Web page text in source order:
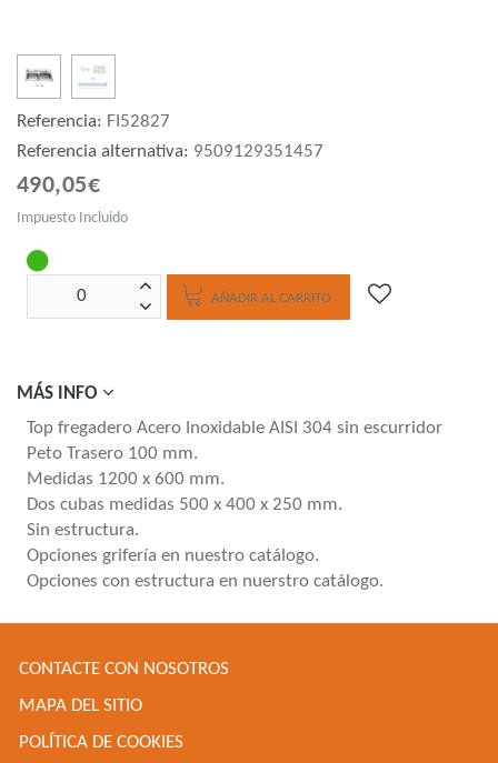
Referencia: FI52827
Referencia alternativa: 9509129351457
490,05€
Impuesto Incluido
AÑADIR AL CARRITO
MÁS INFO
Top fregadero Acero Inoxidable AISI 304 sin escurridor
Peto Trasero 100 mm.
Medidas 1200 x 600 mm.
Dos cubas medidas 500 x 400 x 250 mm.
Sin estructura.
Opciones grifería en nuestro catálogo.
Opciones con estructura en nuerstro catálogo.
CONTACTE CON NOSOTROS
MAPA DEL SITIO
POLÍTICA DE COOKIES